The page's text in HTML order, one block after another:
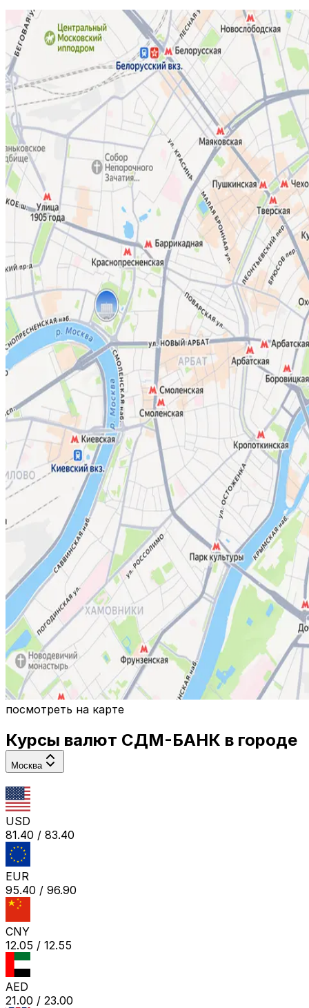
посмотреть на карте
Курсы валют СДМ-БАНК в городе
Москва
USD
81.40 / 83.40
EUR
95.40 / 96.90
CNY
12.05 / 12.55
AED
21.00 / 23.00